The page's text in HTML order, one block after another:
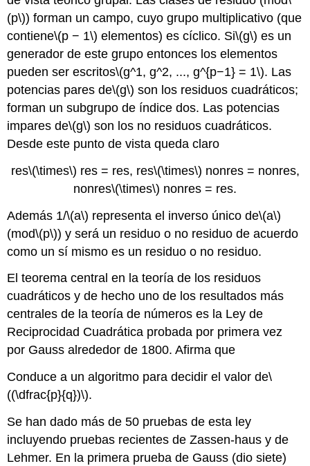
(p\)) forman un campo, cuyo grupo multiplicativo (que
contiene\(p − 1\) elementos) es cíclico. Si\(g\) es un
generador de este grupo entonces los elementos
pueden ser escritos\(g^1, g^2, ..., g^{p−1} = 1\). Las
potencias pares de\(g\) son los residuos cuadráticos;
forman un subgrupo de índice dos. Las potencias
impares de\(g\) son los no residuos cuadráticos.
Desde este punto de vista queda claro
res\(\times\) res = res, res\(\times\) nonres = nonres,
nonres\(\times\) nonres = res.
Además 1/\(a\) representa el inverso único de\(a\)
(mod\(p\)) y será un residuo o no residuo de acuerdo
como un sí mismo es un residuo o no residuo.
El teorema central en la teoría de los residuos
cuadráticos y de hecho uno de los resultados más
centrales de la teoría de números es la Ley de
Reciprocidad Cuadrática probada por primera vez
por Gauss alrededor de 1800. Afirma que
Conduce a un algoritmo para decidir el valor de\
((\dfrac{p}{q})\).
Se han dado más de 50 pruebas de esta ley
incluyendo pruebas recientes de Zassen-haus y de
Lehmer. En la primera prueba de Gauss (dio siete)